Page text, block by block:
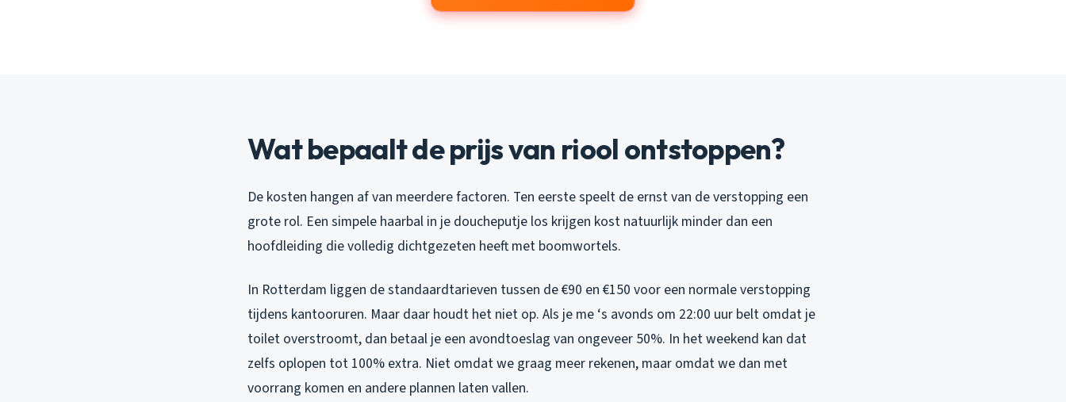
Wat bepaalt de prijs van riool ontstoppen?
De kosten hangen af van meerdere factoren. Ten eerste speelt de ernst van de verstopping een
grote rol. Een simpele haarbal in je doucheputje los krijgen kost natuurlijk minder dan een
hoofdleiding die volledig dichtgezeten heeft met boomwortels.
In Rotterdam liggen de standaardtarieven tussen de €90 en €150 voor een normale verstopping
tijdens kantooruren. Maar daar houdt het niet op. Als je me ‘s avonds om 22:00 uur belt omdat je
toilet overstroomt, dan betaal je een avondtoeslag van ongeveer 50%. In het weekend kan dat
zelfs oplopen tot 100% extra. Niet omdat we graag meer rekenen, maar omdat we dan met
voorrang komen en andere plannen laten vallen.